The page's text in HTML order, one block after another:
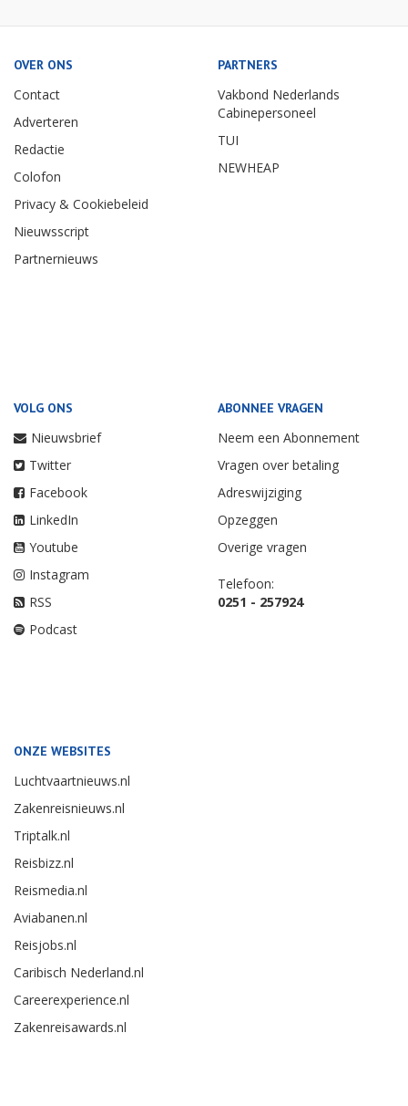
OVER ONS
Contact
Adverteren
Redactie
Colofon
Privacy & Cookiebeleid
Nieuwsscript
Partnernieuws
PARTNERS
Vakbond Nederlands
Cabinepersoneel
TUI
NEWHEAP
VOLG ONS
Nieuwsbrief
Twitter
Facebook
LinkedIn
Youtube
Instagram
RSS
Podcast
ABONNEE VRAGEN
Neem een Abonnement
Vragen over betaling
Adreswijziging
Opzeggen
Overige vragen
Telefoon:
0251 - 257924
ONZE WEBSITES
Luchtvaartnieuws.nl
Zakenreisnieuws.nl
Triptalk.nl
Reisbizz.nl
Reismedia.nl
Aviabanen.nl
Reisjobs.nl
Caribisch Nederland.nl
Careerexperience.nl
Zakenreisawards.nl